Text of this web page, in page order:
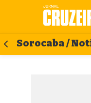
Sorocaba /